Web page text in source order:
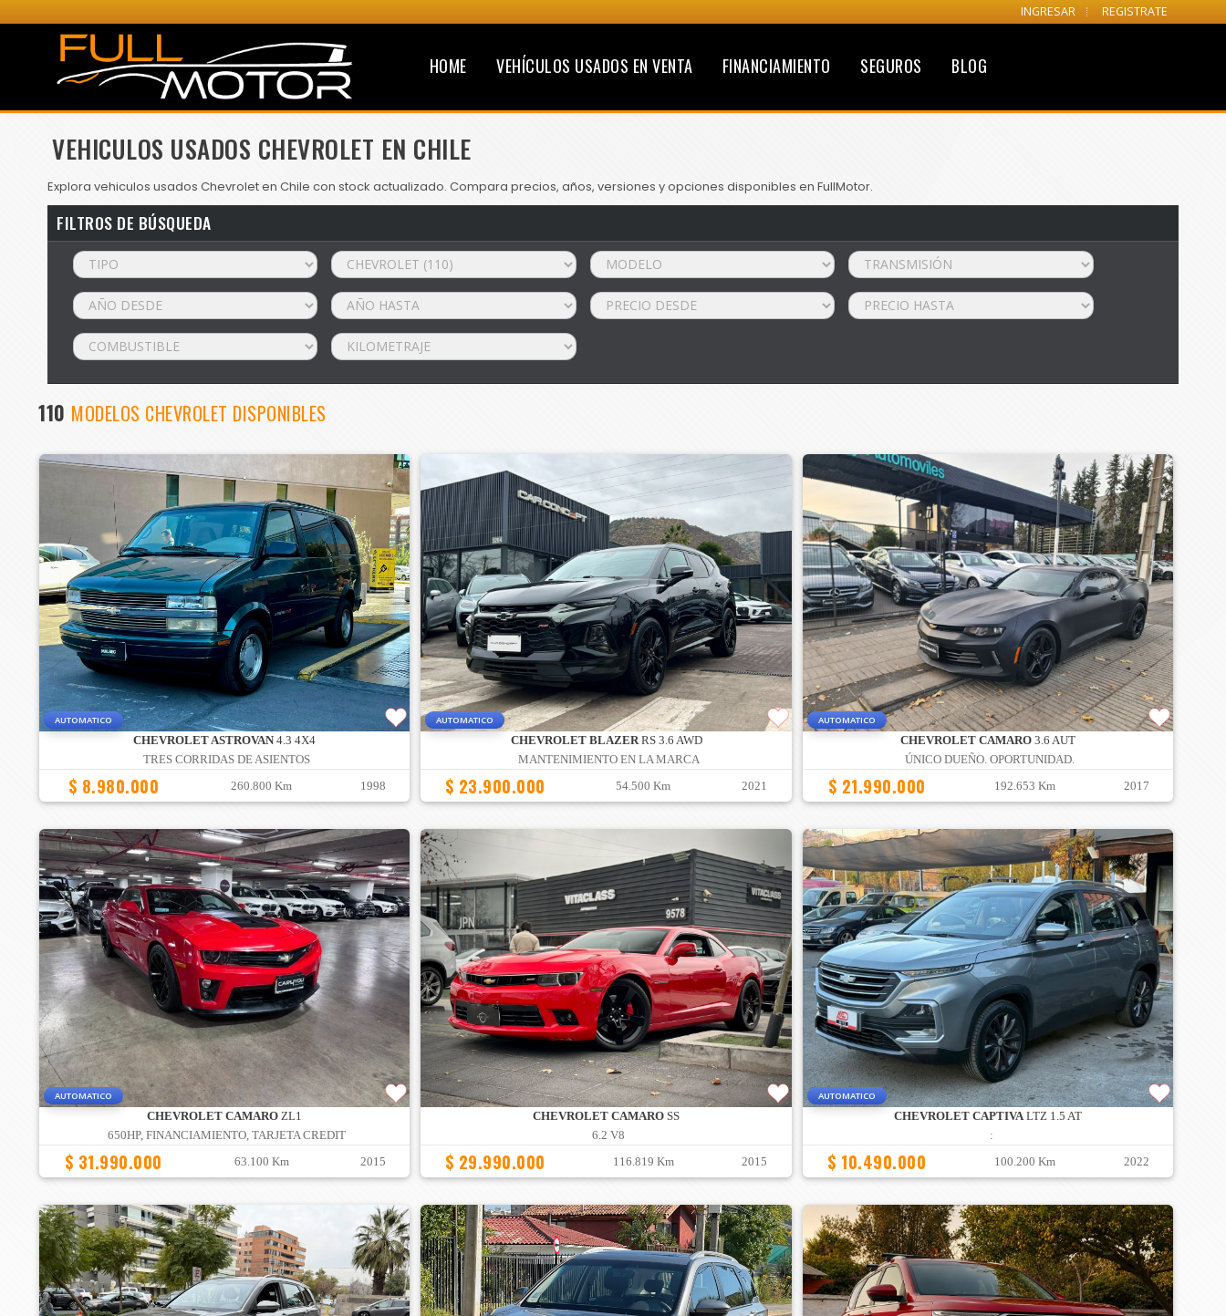
INGRESAR REGISTRATE
HOME VEHÍCULOS USADOS EN VENTA FINANCIAMIENTO SEGUROS BLOG
VEHICULOS USADOS CHEVROLET EN CHILE
Explora vehiculos usados Chevrolet en Chile con stock actualizado. Compara precios, años, versiones y opciones disponibles en FullMotor.
FILTROS DE BÚSQUEDA
110 MODELOS CHEVROLET DISPONIBLES
AUTOMATICO
CHEVROLET ASTROVAN 4.3 4X4
TRES CORRIDAS DE ASIENTOS
$ 8.980.000 260.800 Km 1998
AUTOMATICO
CHEVROLET BLAZERRS 3.6 AWD
MANTENIMIENTO EN LA MARCA
$ 23.900.000 54.500 Km 2021
AUTOMATICO
CHEVROLET CAMARO3.6 AUT
ÚNICO DUEÑO. OPORTUNIDAD.
$ 21.990.000 192.653 Km 2017
AUTOMATICO
CHEVROLET CAMARO ZL1
650HP, FINANCIAMIENTO, TARJETA CREDIT
$ 31.990.000 63.100 Km 2015
CHEVROLET CAMARO SS
6.2 V8
$ 29.990.000 116.819 Km 2015
AUTOMATICO
CHEVROLET CAPTIVALTZ 1.5 AT
:
$ 10.490.000 100.200 Km 2022